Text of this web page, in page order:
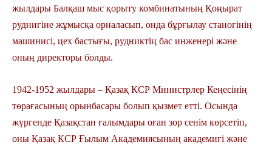
жылдары Балқаш мыс қорыту комбинатының Қоңырат
руднигіне жұмысқа орналасып, онда бұрғылау станогінің
машинисі, цех бастығы, рудниктің бас инженері және
оның директоры болды.
1942-1952 жылдары – Қазақ КСР Министрлер Кеңесінің
төрағасының орынбасары болып қызмет етті. Осында
жүргенде Қазақстан ғалымдары оған зор сенім көрсетіп,
оны Қазақ КСР Ғылым Академиясының академигі және